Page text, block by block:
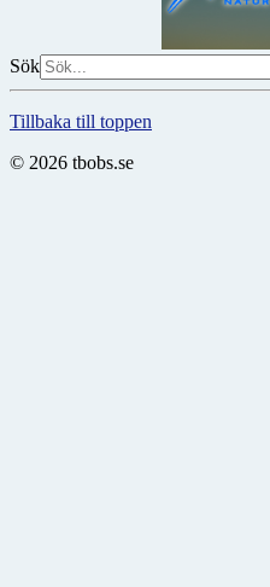
Sök
Tillbaka till toppen
© 2026 tbobs.se